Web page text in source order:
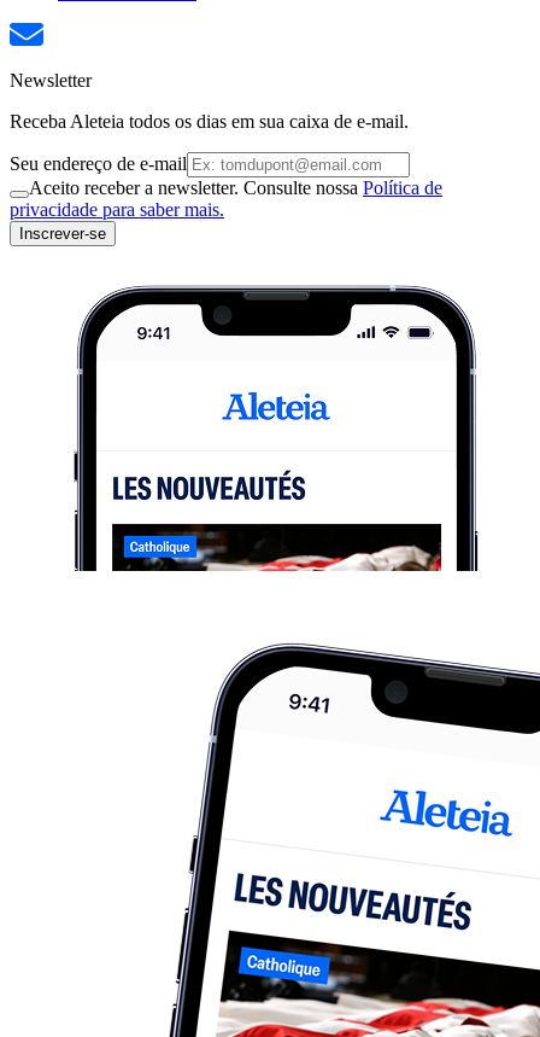
Newsletter
Receba Aleteia todos os dias em sua caixa de e-mail.
Seu endereço de e-mail
Aceito receber a newsletter. Consulte nossa Política de
privacidade para saber mais.
Inscrever-se